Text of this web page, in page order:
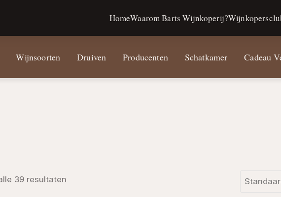
HomeWaarom Barts Wijnkoperij?
Wijnsoorten Druiven Producenten Schatkamer Cadeau
39 resultaten